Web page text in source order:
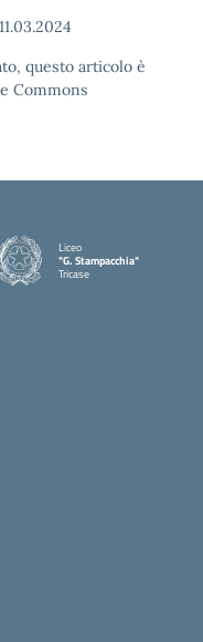
11.03.2024
questo articolo è
Commons
Liceo
"G. Stampacchia"
Tricase